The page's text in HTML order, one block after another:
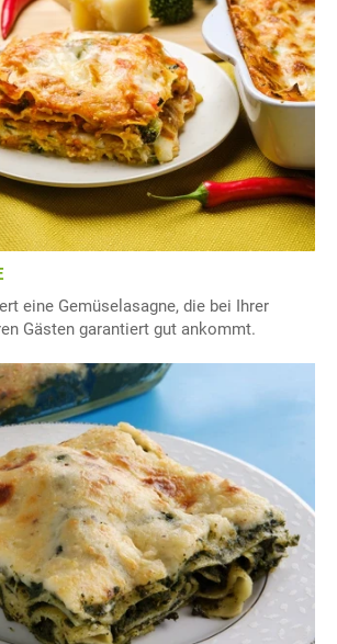
eine Gemüselasagne, die bei Ihrer
Gästen garantiert gut ankommt.